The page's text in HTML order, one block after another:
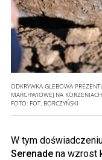
ODKRYWKA GLEBOWA
MARCHWIOWEJ NA KORZENIACH
FOTO: FOT. BORCZYŃSKI
W tym
Serenade na wzrost